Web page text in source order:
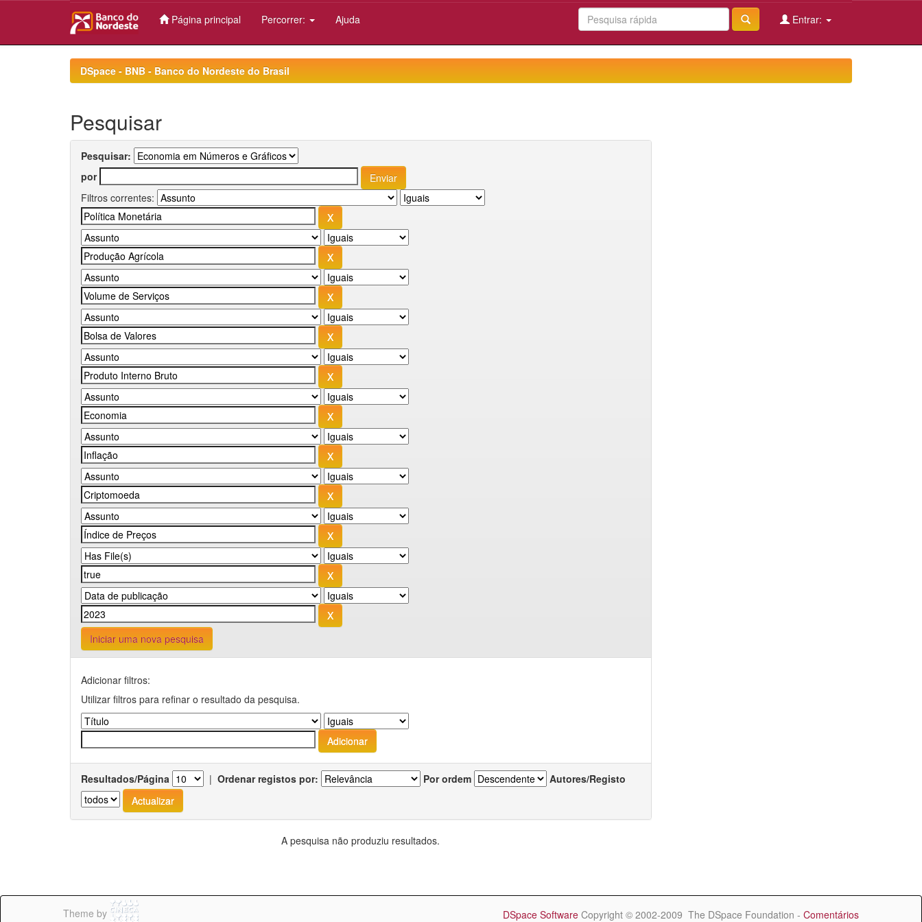
Página principal Percorrer: Ajuda Entrar:
DSpace - BNB - Banco do Nordeste do Brasil
Pesquisar
Pesquisar:
por
Filtros correntes:
Iniciar uma nova pesquisa
Adicionar filtros:
Utilizar filtros para refinar o resultado da pesquisa.
Resultados/Página | Ordenar registos por: Por ordem Autores/Registo
A pesquisa não produziu resultados.
Theme by DSpace Software Copyright © 2002-2009 The DSpace Foundation - Comentários